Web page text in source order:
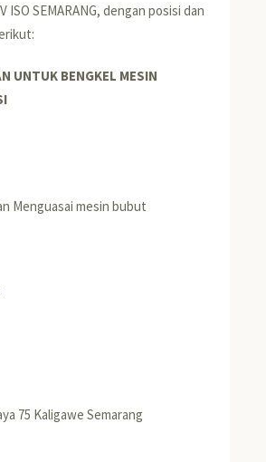
ISO SEMARANG, dengan posisi dan
UNTUK BENGKEL MESIN
Menguasai mesin bubut
75 Kaligawe Semarang